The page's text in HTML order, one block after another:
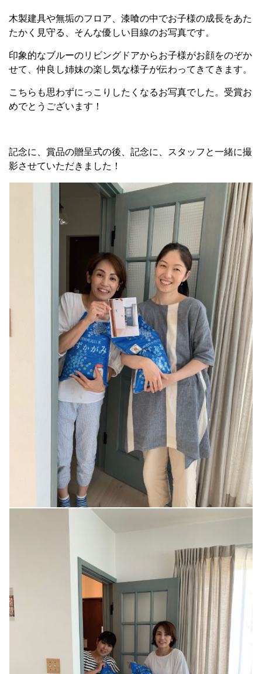
木製建具や無垢のフロア、漆喰の中でお子様の成長をあた
たかく見守る、そんな優しい目線のお写真です。
印象的なブルーのリビングドアからお子様がお顔をのぞか
せて、仲良し姉妹の楽し気な様子が伝わってきてきます。
こちらも思わずにっこりしたくなるお写真でした。受賞お
めでとうございます！
記念に、賞品の贈呈式の後、記念に、スタッフと一緒に撮
影させていただきました！